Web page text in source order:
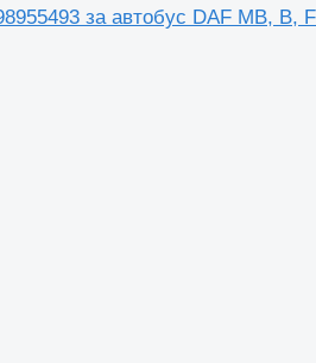
за автобус DAF MB, B,